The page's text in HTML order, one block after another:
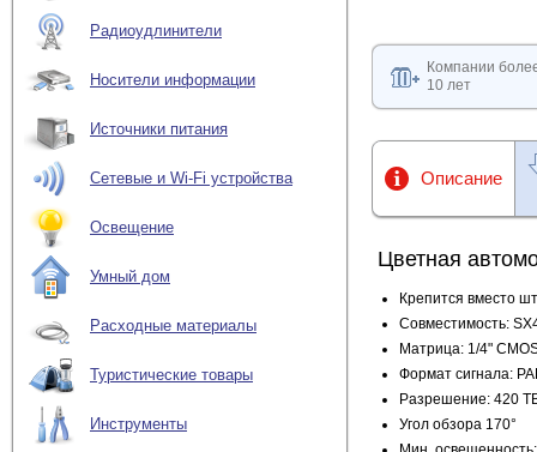
Радиоудлинители
Носители информации
Источники питания
Сетевые и Wi-Fi устройства
Освещение
Умный дом
Расходные материалы
Туристические товары
Инструменты
Компании
10 лет
Описание
Цветная
Крепится вместо
Совместимость:
Матрица: 1/4"
Формат сигнала:
Разрешение: 420
Угол обзора 170°